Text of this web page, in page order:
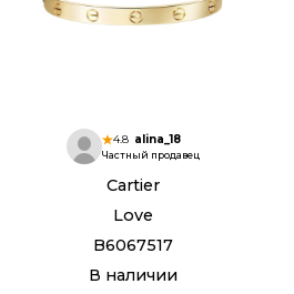
4.8 alina_18
Частный продавец
Cartier
Love
B6067517
В наличии